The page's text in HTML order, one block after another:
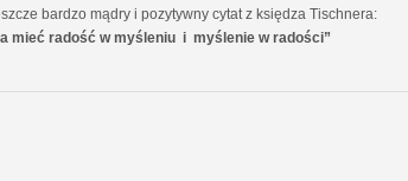
bardzo mądry i pozytywny cytat z księdza Tischnera:
mieć radość w myśleniu i myślenie w radości”